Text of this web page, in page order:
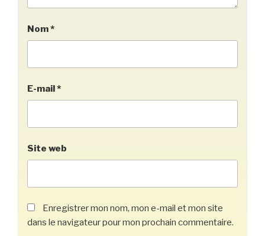
Nom*
E-mail*
Site web
Enregistrer mon nom, mon e-mail et mon site
dans le navigateur pour mon prochain commentaire.